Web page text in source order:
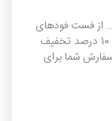
از فست فود‌های
زنجیره‌ای عطاویچ را دارید، می‌توانید با ثبت این کد از 10 درصد تخفیف
شما برای